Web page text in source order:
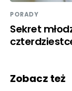
PORADY
Sekret
Zobacz też